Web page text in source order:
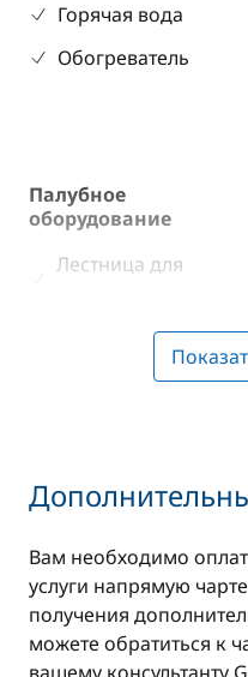
Горячая вода
Обогреватель
Палубное
оборудование
Лестница для
MP3/Jack
Вам необходимо
услуги напрямую
получения
можете обратиться к